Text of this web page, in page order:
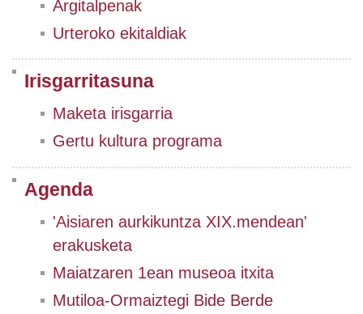
Argitalpenak
Urteroko ekitaldiak
Irisgarritasuna
Maketa irisgarria
Gertu kultura programa
Agenda
'Aisiaren aurkikuntza XIX.mendean'
erakusketa
Maiatzaren 1ean museoa itxita
Mutiloa-Ormaiztegi Bide Berde